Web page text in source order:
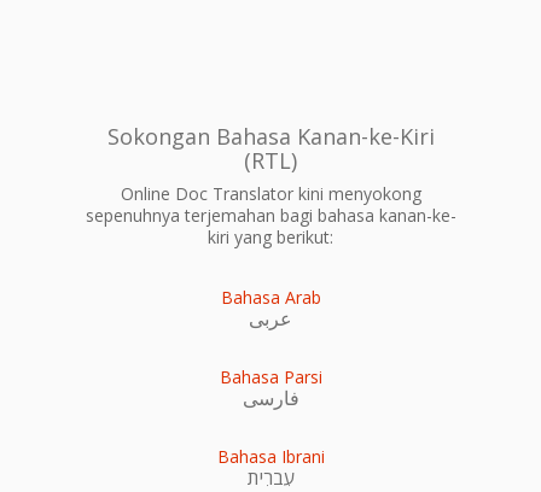
Sokongan Bahasa Kanan-ke-Kiri
(RTL)
Online Doc Translator kini menyokong
sepenuhnya terjemahan bagi bahasa kanan-ke-
kiri yang berikut:
Bahasa Arab
عربى
Bahasa Parsi
فارسی
Bahasa Ibrani
עִברִית